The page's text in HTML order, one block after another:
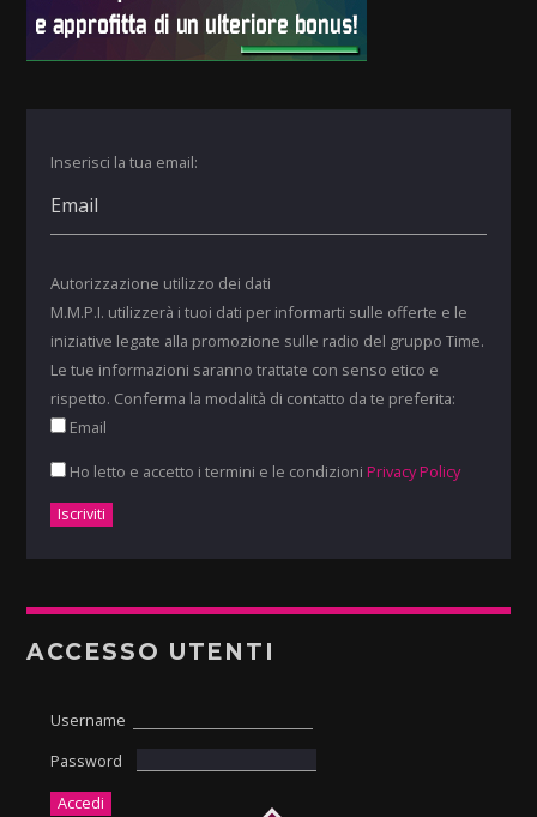
Inserisci la tua email:
Autorizzazione utilizzo dei dati
M.M.P.I. utilizzerà i tuoi dati per informarti sulle offerte e le
iniziative legate alla promozione sulle radio del gruppo Time.
Le tue informazioni saranno trattate con senso etico e
rispetto. Conferma la modalità di contatto da te preferita:
Email
Ho letto e accetto i termini e le condizioni Privacy Policy
ACCESSO UTENTI
Username
Password